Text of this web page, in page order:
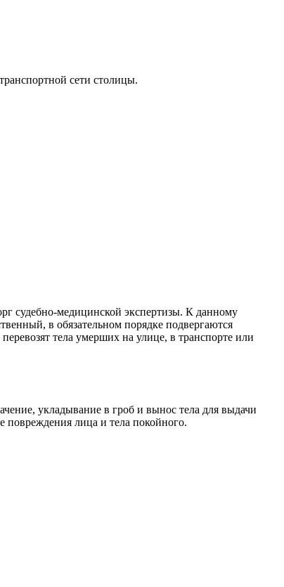
сети столицы.
судебно-медицинской экспертизы. К данному
в обязательном порядке подвергаются
тела умерших на улице, в транспорте или
укладывание в гроб и вынос тела для выдачи
повреждения лица и тела покойного.